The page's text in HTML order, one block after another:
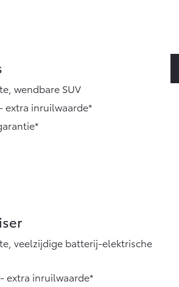
wendbare SUV
extra inruilwaarde*
veelzijdige batterij-elektrische
extra inruilwaarde*